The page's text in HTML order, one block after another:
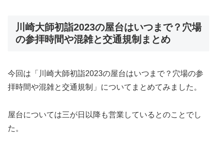
川崎大師初詣2023の屋台はいつまで？穴場
の参拝時間や混雑と交通規制まとめ
今回は「川崎大師初詣2023の屋台はいつまで？穴場の参
拝時間や混雑と交通規制」についてまとめてみました。
屋台については三が日以降も営業しているとのことでし
た。